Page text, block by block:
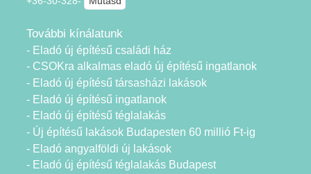
További kínálatunk
- Eladó új építésű családi ház
- CSOKra alkalmas eladó új építésű ingatlanok
- Eladó új építésű társasházi lakások
- Eladó új építésű ingatlanok
- Eladó új építésű téglalakás
- Új építésű lakások Budapesten 60 millió Ft-ig
- Eladó angyalföldi új lakások
- Eladó új építésű téglalakás Budapest